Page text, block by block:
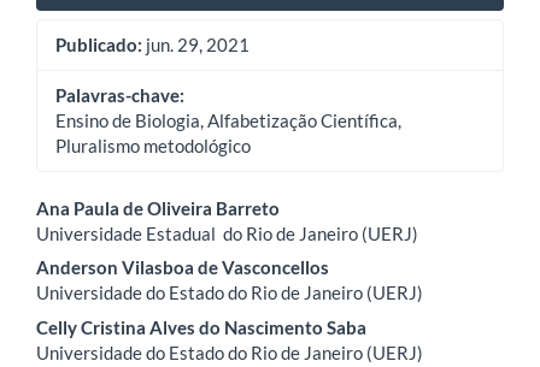
Publicado: jun. 29, 2021
Palavras-chave:
Ensino de Biologia, Alfabetização Científica,
Pluralismo metodológico
Conteúdo
do
artigo
principal
Ana Paula de Oliveira Barreto
Universidade Estadual do Rio de Janeiro (UERJ)
Anderson Vilasboa de Vasconcellos
Universidade do Estado do Rio de Janeiro (UERJ)
Celly Cristina Alves do Nascimento Saba
Universidade do Estado do Rio de Janeiro (UERJ)